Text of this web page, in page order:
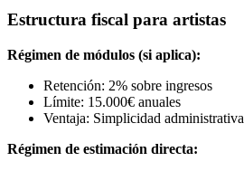
Estructura fiscal para artistas
Régimen de módulos (si aplica):
Retención: 2% sobre ingresos
Límite: 15.000€ anuales
Ventaja: Simplicidad administrativa
Régimen de estimación directa: